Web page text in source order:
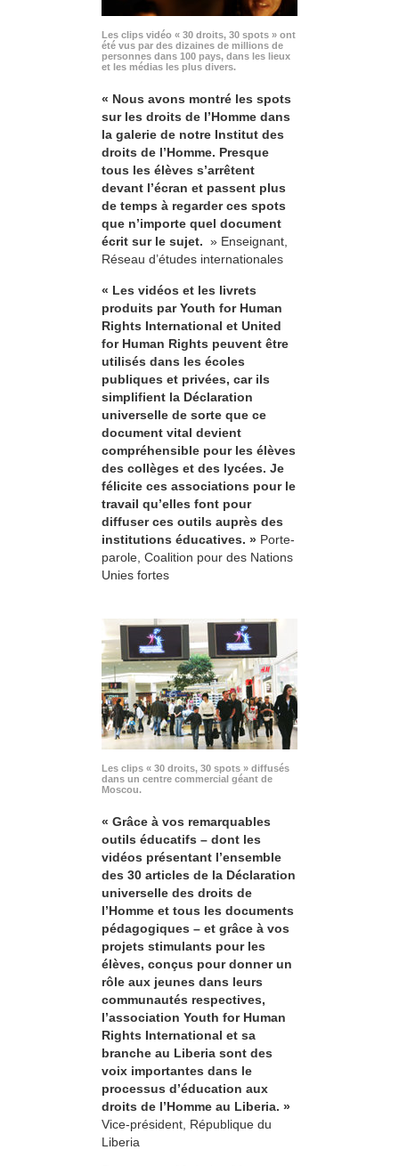
Les clips vidéo « 30 droits, 30 spots » ont
été vus par des dizaines de millions de
personnes dans 100 pays, dans les lieux
et les médias les plus divers.
« Nous avons montré les spots
sur les droits de l’Homme dans
la galerie de notre Institut des
droits de l’Homme. Presque
tous les élèves s’arrêtent
devant l’écran et passent plus
de temps à regarder ces spots
que n’importe quel document
écrit sur le sujet. » Enseignant,
Réseau d’études internationales
« Les vidéos et les livrets
produits par Youth for Human
Rights International et United
for Human Rights peuvent être
utilisés dans les écoles
publiques et privées, car ils
simplifient la Déclaration
universelle de sorte que ce
document vital devient
compréhensible pour les élèves
des collèges et des lycées. Je
félicite ces associations pour le
travail qu’elles font pour
diffuser ces outils auprès des
institutions éducatives. » Porte-
parole, Coalition pour des Nations
Unies fortes
Les clips « 30 droits, 30 spots » diffusés
dans un centre commercial géant de
Moscou.
« Grâce à vos remarquables
outils éducatifs – dont les
vidéos présentant l’ensemble
des 30 articles de la Déclaration
universelle des droits de
l’Homme et tous les documents
pédagogiques – et grâce à vos
projets stimulants pour les
élèves, conçus pour donner un
rôle aux jeunes dans leurs
communautés respectives,
l’association Youth for Human
Rights International et sa
branche au Liberia sont des
voix importantes dans le
processus d’éducation aux
droits de l’Homme au Liberia. »
Vice-président, République du
Liberia